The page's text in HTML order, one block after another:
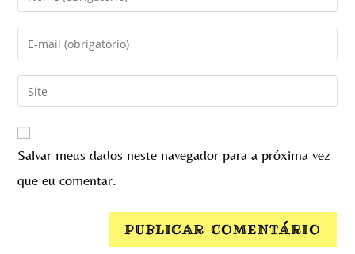
Salvar meus dados neste navegador para a próxima vez
que eu comentar.